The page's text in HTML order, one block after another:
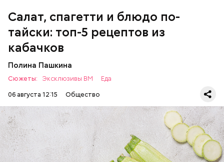
Салат, спагетти и блюдо по-
тайски: топ-5 рецептов из
кабачков
Полина Пашкина
Сюжеты: Эксклюзивы ВМ
Еда
06 августа 12:15
Общество
Ингредиенты: